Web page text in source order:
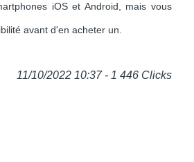
iOS et Android, mais vous
avant d'en acheter un.
11/10/2022 10:37 - 1 446 Clicks